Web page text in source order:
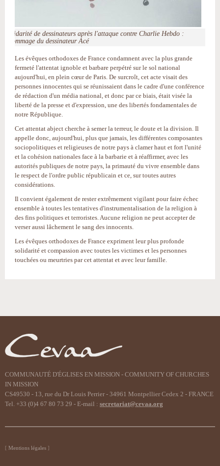
Solidarité de dessinateurs après l'attaque contre Charlie Hebdo :
l'hommage du dessinateur Acé
Les évêques orthodoxes de France condamnent avec la plus grande
fermeté l'attentat ignoble et barbare perpétré sur le sol national
aujourd'hui, en plein cœur de Paris. De surcroît, cet acte visait des
personnes innocentes qui se réunissaient dans le cadre d'une conférence
de rédaction d'un média national, et donc par ce biais, était visée la
liberté de la presse et d'expression, une des libertés fondamentales de
notre République.
Cet attentat abject cherche à semer la terreur, le doute et la division. Il
appelle donc, aujourd'hui, plus que jamais, les différentes composantes
sociopolitiques et religieuses de notre pays à clamer haut et fort l'unité
et la cohésion nationales face à la barbarie et à réaffirmer, avec les
autorités publiques de notre pays, la primauté du vivre ensemble dans
le respect de l'ordre public républicain et ce, sur toutes autres
considérations.
Il convient également de rester extrêmement vigilant pour faire échec
ensemble à toutes les tentatives d'instrumentalisation de la religion à
des fins politiques et terroristes. Aucune religion ne peut accepter de
verser aussi lâchement le sang des innocents.
Les évêques orthodoxes de France expriment leur plus profonde
solidarité et compassion avec toutes les victimes et les personnes
touchées ou meurtries par cet attentat et avec leur famille.
document
COMMUNAUTÉ D'ÉGLISES EN MISSION - COMMUNITY OF CHURCHES
IN MISSION
CS49530 - 13, rue du Dr Louis Perrier - 34961 Montpellier Cedex 2 - FRANCE
Tel. +33 (0)4 67 80 73 29 - E-mail : secretariat@cevaa.org
Mentions légales